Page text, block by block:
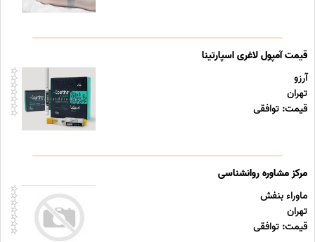
قیمت آمپول لاغری اسپارتینا
آرزو
تهران
قیمت: توافقی
مرکز مشاوره روانشناسی
ماوراء بنفش
تهران
قیمت: توافقی